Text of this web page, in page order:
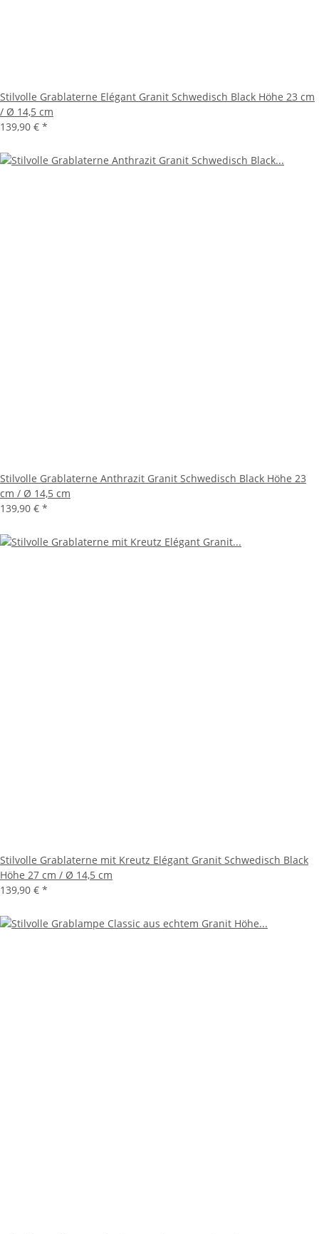
Stilvolle Grablaterne Elégant Granit Schwedisch Black Höhe 23 cm
/ Ø 14,5 cm
139,90 € *
Stilvolle Grablaterne Anthrazit Granit Schwedisch Black Höhe 23
cm / Ø 14,5 cm
139,90 € *
Stilvolle Grablaterne mit Kreutz Elégant Granit Schwedisch Black
Höhe 27 cm / Ø 14,5 cm
139,90 € *